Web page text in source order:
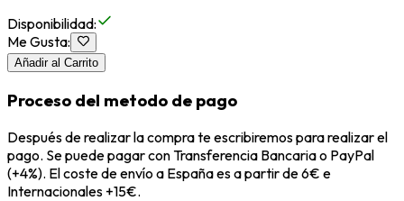
Disponibilidad:
Me Gusta:
Añadir al Carrito
Proceso del metodo de pago
Después de realizar la compra te escribiremos para realizar el
pago. Se puede pagar con Transferencia Bancaria o PayPal
(+4%). El coste de envío a España es a partir de 6€ e
Internacionales +15€.